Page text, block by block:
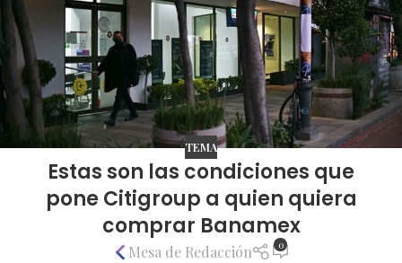
TEMA
Estas son las condiciones que
pone Citigroup a quien quiera
comprar Banamex
Mesa de Redacción 0